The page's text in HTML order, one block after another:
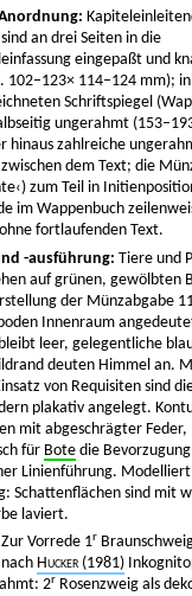
an drei Seiten in die
eingepaßt und
102–123× 114–124 mm);
Schriftspiegel
ungerahmt
hinaus zahlreiche
dem Text; die
zum Teil in
im Wappenbuch
fortlaufenden Text.
-ausführung: Tiere und
auf grünen, gewölbten
der Münzabgabe
Innenraum
leer, gelegentliche
deuten Himmel an.
von Requisiten sind
plakativ angelegt.
mit abgeschrägter Feder,
für Bote die
Linienführung.
Schattenflächen sind mit
laviert.
Zur Vorrede 1r
Hucker (1981)
2r Rosenzweig als